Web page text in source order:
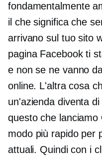
fondamentalmente
il che significa che
arrivano sul tuo sito
pagina Facebook ti
e non se ne vanno
online. L'altra cosa
un'azienda diventa
questo che lanciamo
modo più rapido per
attuali. Quindi con i